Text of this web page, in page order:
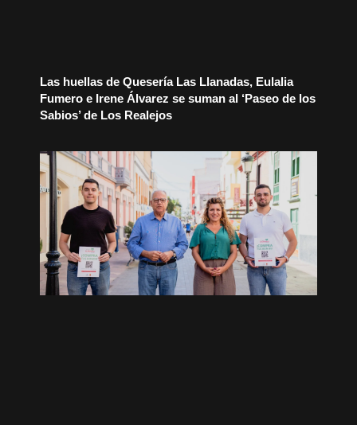
Las huellas de Quesería Las Llanadas, Eulalia
Fumero e Irene Álvarez se suman al ‘Paseo de los
Sabios’ de Los Realejos